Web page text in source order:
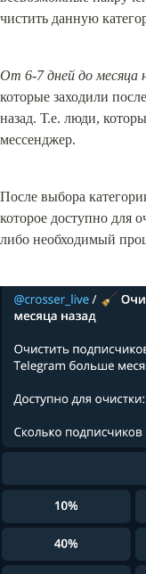
чистить данную
От 6-7 дней до месяца
которые заходили
назад. Т.е. люди,
мессенджер.
После выбора
которое доступно для
либо необходимый